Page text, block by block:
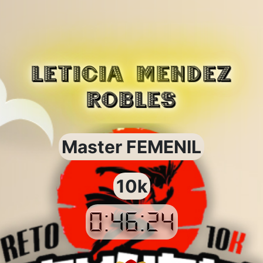
LETICIA MENDEZ
ROBLES
Master FEMENIL
10k
0:46:24